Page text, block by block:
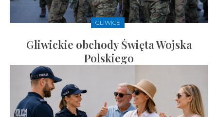
GLIWICE
Gliwickie obchody Święta Wojska
Polskiego